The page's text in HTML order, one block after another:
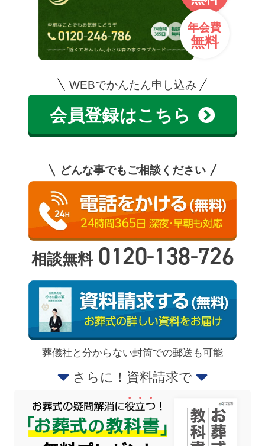
年会費
無料
WEBでかんたん申し込み
会員登録はこちら
どんな事でもご相談ください
相談無料 0120-138-726
葬儀社と分からない封筒での郵送も可能
さらに！資料請求で